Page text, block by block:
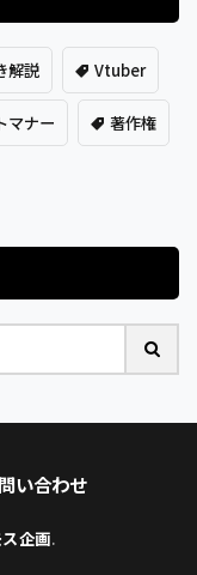
解説 Vtuber
マナー 著作権
い合わせ
企画.